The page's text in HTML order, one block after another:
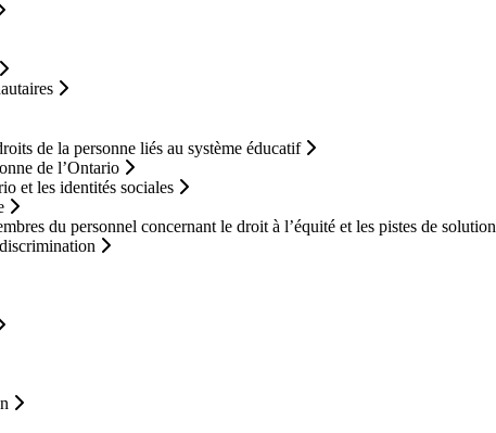
de la personne liés au système éducatif
de l’Ontario
et les identités sociales
du personnel concernant le droit à l’équité et les pistes de solution